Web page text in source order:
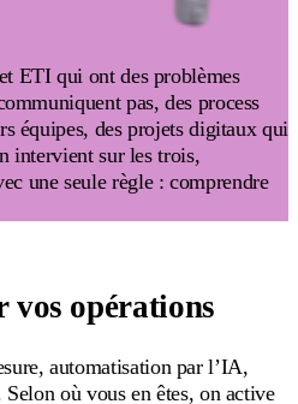
ETI qui ont des problèmes
pas, des process
équipes, des projets digitaux qui
intervient sur les trois,
une seule règle : comprendre
opérations
automatisation par l’IA,
où vous en êtes, on active